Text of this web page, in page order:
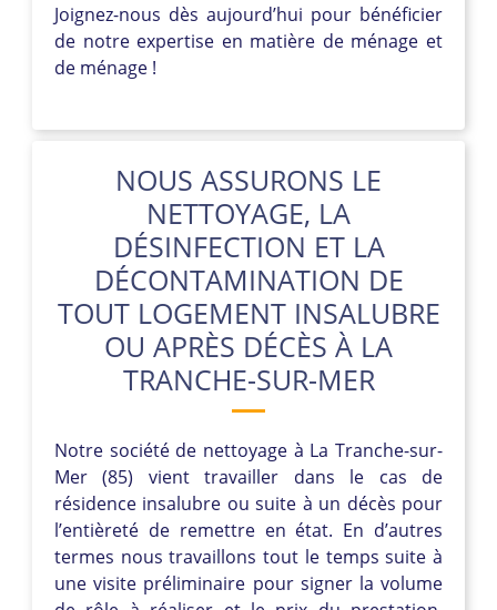
Joignez-nous dès aujourd’hui pour bénéficier
de notre expertise en matière de ménage et
de ménage !
NOUS ASSURONS LE
NETTOYAGE, LA
DÉSINFECTION ET LA
DÉCONTAMINATION DE
TOUT LOGEMENT INSALUBRE
OU APRÈS DÉCÈS À LA
TRANCHE-SUR-MER
Notre société de nettoyage à La Tranche-sur-
Mer (85) vient travailler dans le cas de
résidence insalubre ou suite à un décès pour
l’entièreté de remettre en état. En d’autres
termes nous travaillons tout le temps suite à
une visite préliminaire pour signer la volume